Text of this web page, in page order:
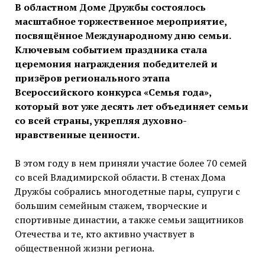
В областном Доме Дружбы состоялось
масштабное торжественное мероприятие,
посвящённое Международному дню семьи.
Ключевым событием праздника стала
церемония награждения победителей и
призёров регионального этапа
Всероссийского конкурса «Семья года»,
который вот уже десять лет объединяет семьи
со всей страны, укрепляя духовно-
нравственные ценности.
В этом году в нем приняли участие более 70 семей
со всей Владимирской области. В стенах Дома
Дружбы собрались многодетные пары, супруги с
большим семейным стажем, творческие и
спортивные династии, а также семьи защитников
Отечества и те, кто активно участвует в
общественной жизни региона.